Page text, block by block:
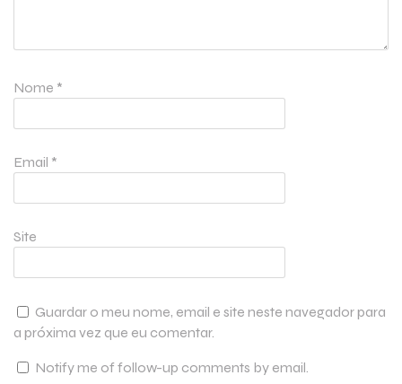
Nome *
Email *
Site
Guardar o meu nome, email e site neste navegador para
a próxima vez que eu comentar.
Notify me of follow-up comments by email.